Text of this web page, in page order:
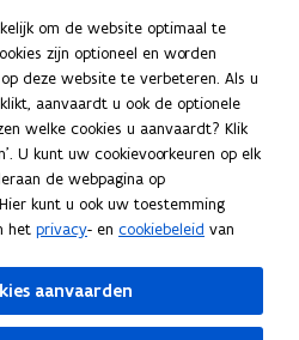
om de website optimaal te
zijn optioneel en worden
deze website te verbeteren. Als u
aanvaardt u ook de optionele
welke cookies u aanvaardt? Klik
U kunt uw cookievoorkeuren op elk
de webpagina op
kunt u ook uw toestemming
het privacy- en cookiebeleid van
aanvaarden